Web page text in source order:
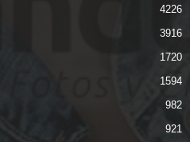
4226
3916
1720
1594
982
921